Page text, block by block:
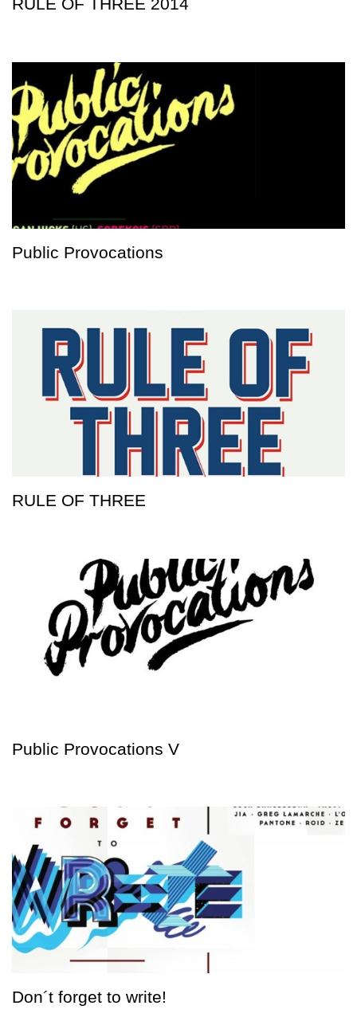
RULE OF THREE 2014
Public Provocations
RULE OF THREE
Public Provocations V
Don´t forget to write!